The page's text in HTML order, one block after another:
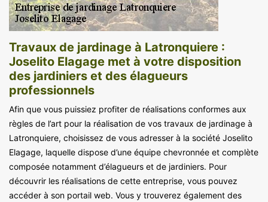
Travaux de jardinage à Latronquiere :
Joselito Elagage met à votre disposition
des jardiniers et des élagueurs
professionnels
Afin que vous puissiez profiter de réalisations conformes aux
règles de l’art pour la réalisation de vos travaux de jardinage à
Latronquiere, choisissez de vous adresser à la société Joselito
Elagage, laquelle dispose d’une équipe chevronnée et complète
composée notamment d’élagueurs et de jardiniers. Pour
découvrir les réalisations de cette entreprise, vous pouvez
accéder à son portail web. Vous y trouverez également des